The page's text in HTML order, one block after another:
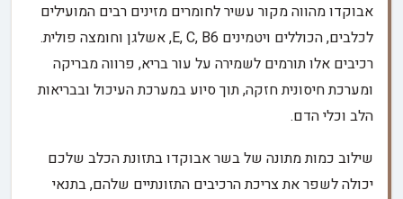
אבוקדו מהווה מקור עשיר לחומרים מזינים רבים המועילים
לכלבים, הכוללים ויטמינים E, C, B6, אשלגן וחומצה פולית.
רכיבים אלו תורמים לשמירה על עור בריא, פרווה מבריקה
ומערכת חיסונית חזקה, תוך סיוע במערכת העיכול ובבריאות
הלב וכלי הדם.
שילוב כמות מתונה של בשר אבוקדו בתזונת הכלב שלכם
יכולה לשפר את צריכת הרכיבים התזונתיים שלהם, בתנאי